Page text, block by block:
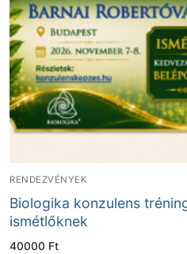
RENDEZVÉNYEK
Biologika konzulens
ismétlőknek
40000 Ft